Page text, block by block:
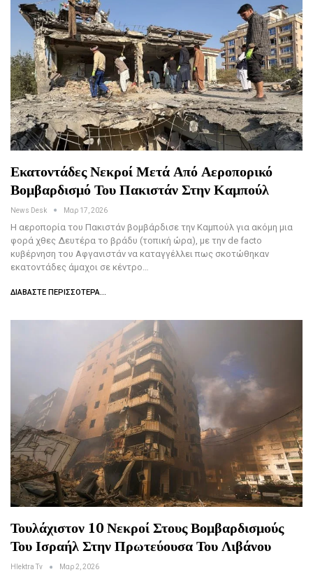
Εκατοντάδες Νεκροί Μετά Από Αεροπορικό
Βομβαρδισμό Του Πακιστάν Στην Καμπούλ
News Desk Μαρ 17, 2026
Η αεροπορία του Πακιστάν βομβάρδισε την Καμπούλ για ακόμη μια
φορά χθες Δευτέρα το βράδυ (τοπική ώρα), με την de facto
κυβέρνηση του Αφγανιστάν να καταγγέλλει πως σκοτώθηκαν
εκατοντάδες άμαχοι σε κέντρο…
ΔΙΑΒΆΣΤΕ ΠΕΡΙΣΣΌΤΕΡΑ...
Τουλάχιστον 10 Νεκροί Στους Βομβαρδισμούς
Του Ισραήλ Στην Πρωτεύουσα Του Λιβάνου
Hlektra Tv Μαρ 2, 2026